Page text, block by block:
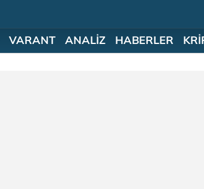
VARANT ANALİZ HABERLER